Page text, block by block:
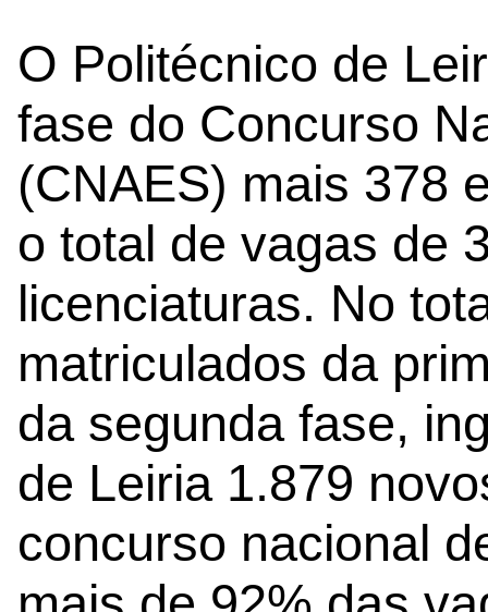
O Politécnico de
fase do Concurso
(CNAES) mais 378
o total de vagas de
licenciaturas. No
matriculados da
da segunda fase,
de Leiria 1.879
concurso nacional